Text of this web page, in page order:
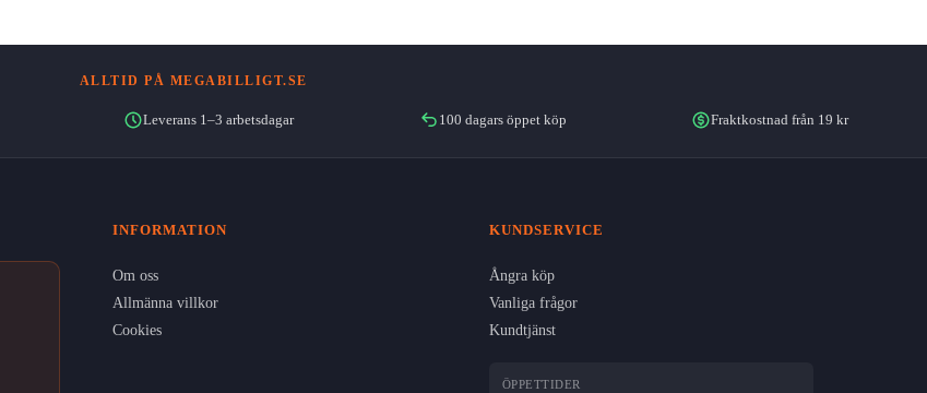
ALLTID PÅ MEGABILLIGT.SE
Leverans 1–3 arbetsdagar 100 dagars öppet köp Fraktkostnad från 19 kr
INFORMATION
Om oss
Allmänna villkor
Cookies
KUNDSERVICE
Ångra köp
Vanliga frågor
Kundtjänst
ÖPPETTIDER